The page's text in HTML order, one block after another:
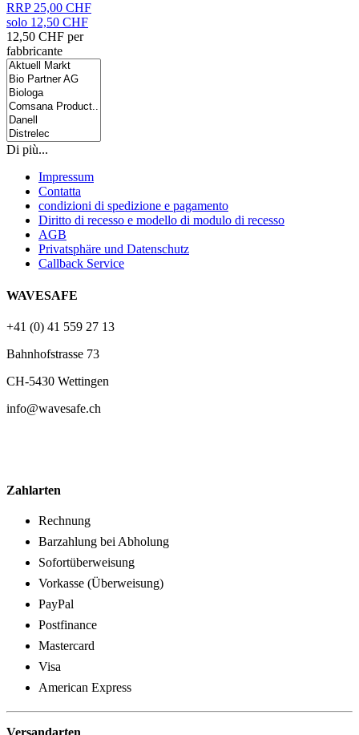
RRP 25,00 CHF
solo 12,50 CHF
12,50 CHF per
fabbricante
Di più...
Impressum
Contatta
condizioni di spedizione e pagamento
Diritto di recesso e modello di modulo di recesso
AGB
Privatsphäre und Datenschutz
Callback Service
WAVESAFE
+41 (0) 41 559 27 13
Bahnhofstrasse 73
CH-5430 Wettingen
info@wavesafe.ch
Zahlarten
Rechnung
Barzahlung bei Abholung
Sofortüberweisung
Vorkasse (Überweisung)
PayPal
Postfinance
Mastercard
Visa
American Express
Versandarten